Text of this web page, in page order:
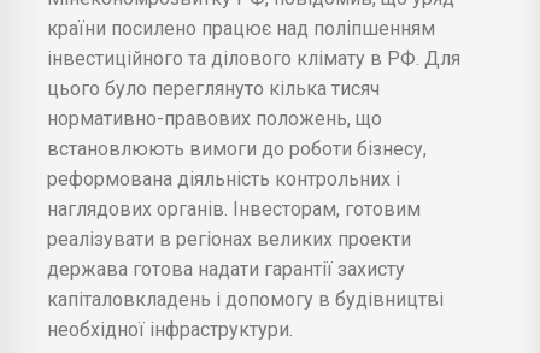
країни посилено працює над поліпшенням
інвестиційного та ділового клімату в РФ. Для
цього було переглянуто кілька тисяч
нормативно-правових положень, що
встановлюють вимоги до роботи бізнесу,
реформована діяльність контрольних і
наглядових органів. Інвесторам, готовим
реалізувати в регіонах великих проекти
держава готова надати гарантії захисту
капіталовкладень і допомогу в будівництві
необхідної інфраструктури.